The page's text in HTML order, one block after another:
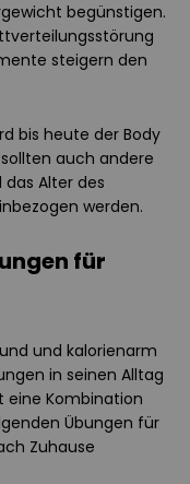
begünstigen.
steigern den
bis heute der Body
auch andere
Alter des
werden.
für
und kalorienarm
in seinen Alltag
eine Kombination
Übungen für
Zuhause